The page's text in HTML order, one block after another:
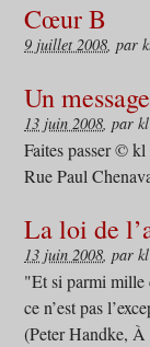
Cœur B
9 juillet 2008, par
Un
13 juin 2008, par
Faites passer ©
Rue Paul
La loi de
13 juin 2008, par
"Et si parmi mille
ce n’est pas
(Peter Handke, À